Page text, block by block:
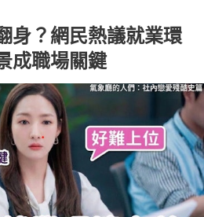
身？網民熱議就業環
成職場關鍵